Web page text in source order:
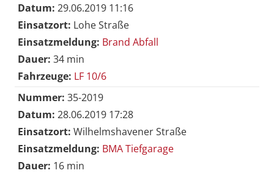
Datum: 29.06.2019 11:16
Einsatzort: Lohe Straße
Einsatzmeldung: Brand Abfall
Dauer: 34 min
Fahrzeuge: LF 10/6
Nummer: 35-2019
Datum: 28.06.2019 17:28
Einsatzort: Wilhelmshavener Straße
Einsatzmeldung: BMA Tiefgarage
Dauer: 16 min